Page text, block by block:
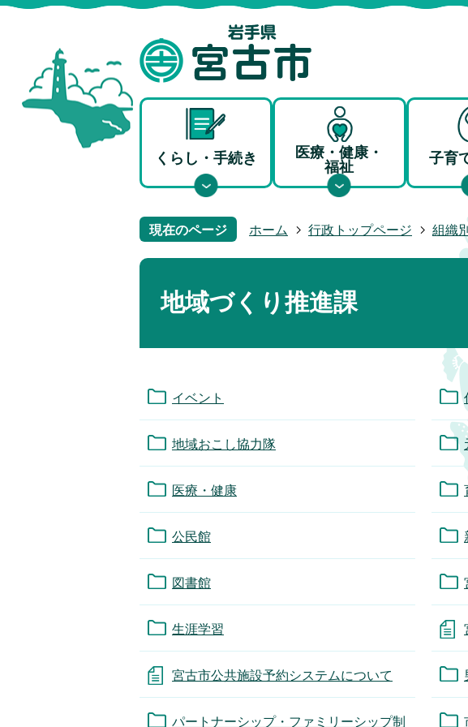
くらし・手続き
医療・健康・
福祉
子育
現在のページ ホーム 行政トップページ 組織
地域づくり推進課
イベント
地域おこし協力隊
医療・健康
公民館
図書館
生涯学習
宮古市公共施設予約システムについて
パートナーシップ・ファミリーシップ制